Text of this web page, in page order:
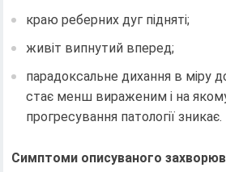
краю реберних дуг підняті;
живіт випнутий вперед;
парадоксальне дихання в міру
стає менш вираженим і на
прогресування патології зникає.
Симптоми описуваного